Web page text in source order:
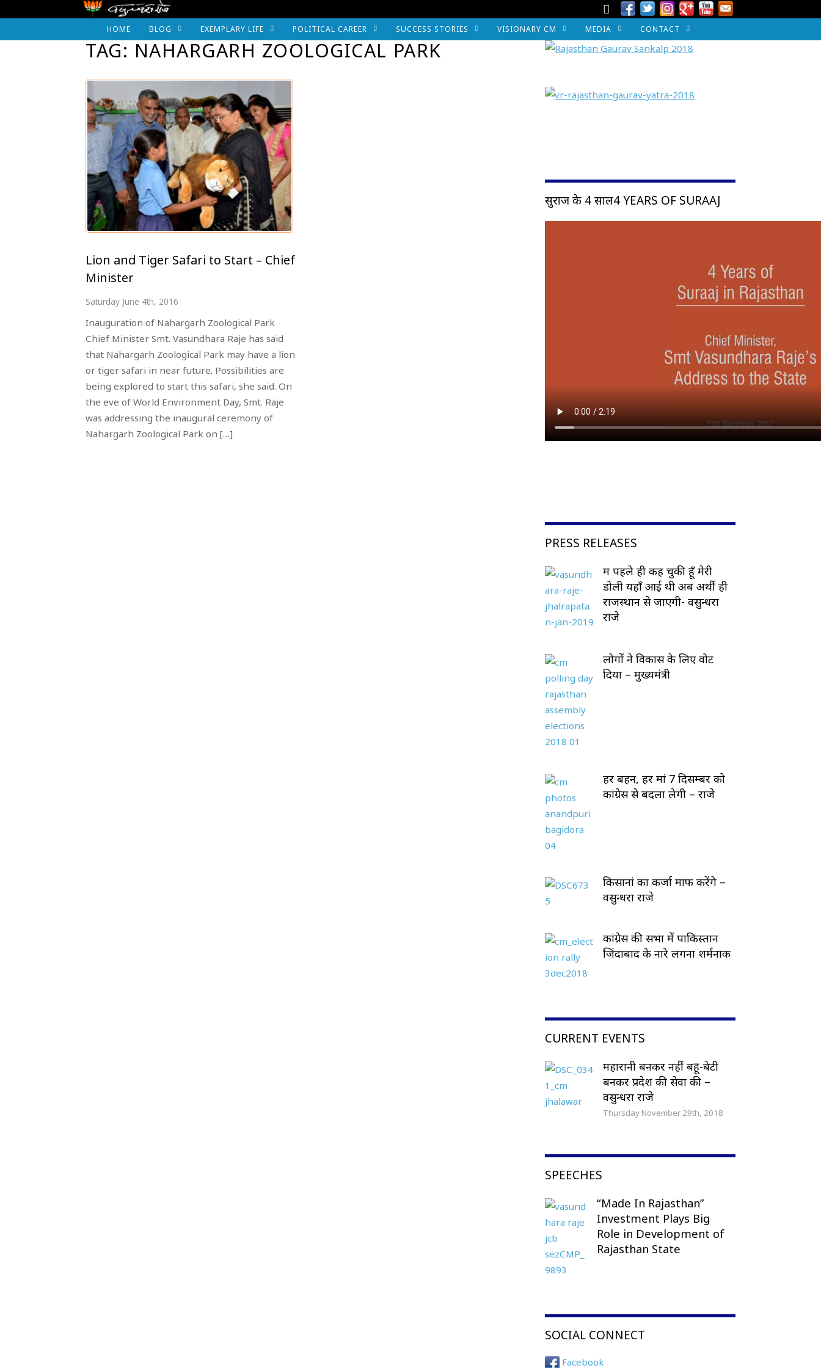
HOME BLOG EXEMPLARY LIFE POLITICAL CAREER SUCCESS STORIES VISIONARY CM MEDIA CONTACT
TAG: NAHARGARH ZOOLOGICAL PARK
Lion and Tiger Safari to Start – Chief
Minister
Saturday June 4th, 2016
Inauguration of Nahargarh Zoological Park
Chief Minister Smt. Vasundhara Raje has said
that Nahargarh Zoological Park may have a lion
or tiger safari in near future. Possibilities are
being explored to start this safari, she said. On
the eve of World Environment Day, Smt. Raje
was addressing the inaugural ceremony of
Nahargarh Zoological Park on […]
सुराज के 4 साल4 YEARS OF SURAAJ
PRESS RELEASES
मैं पहले ही कह चुकी हूँ मेरी
डोली यहाँ आई थी अब अर्थी ही
राजस्थान से जाएगी- वसुन्धरा
राजे
लोगों ने विकास के लिए वोट
दिया – मुख्यमंत्री
हर बहन, हर मां 7 दिसम्बर को
कांग्रेस से बदला लेगी – राजे
किसानां का कर्जा माफ करेंगे –
वसुन्धरा राजे
कांग्रेस की सभा में पाकिस्तान
जिंदाबाद के नारे लगना शर्मनाक
CURRENT EVENTS
महारानी बनकर नहीं बहू-बेटी
बनकर प्रदेश की सेवा की –
वसुन्धरा राजे
Thursday November 29th, 2018
SPEECHES
“Made In Rajasthan”
Investment Plays Big
Role in Development of
Rajasthan State
SOCIAL CONNECT
Facebook